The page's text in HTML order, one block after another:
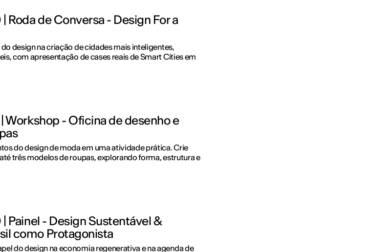
Roda de Conversa - Design For a
design na criação de cidades mais inteligentes,
com apresentação de cases reais de Smart Cities em
Workshop - Oficina de desenho e
do design de moda em uma atividade prática. Crie
três modelos de roupas, explorando forma, estrutura e
Painel - Design Sustentável &
como Protagonista
do design na economia regenerativa e na agenda de